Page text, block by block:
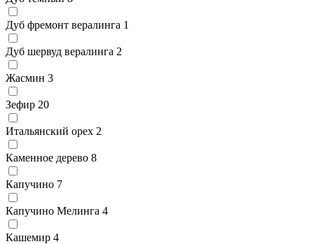
Дуб фремонт вералинга 1
Дуб шервуд вералинга 2
Жасмин 3
Зефир 20
Итальянский орех 2
Каменное дерево 8
Капучино 7
Капучино Мелинга 4
Кашемир 4